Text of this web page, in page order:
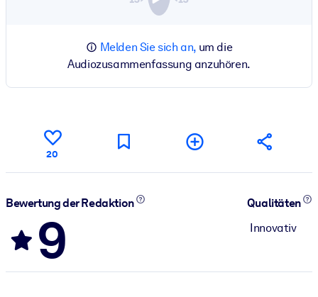
Melden Sie sich an,um die
Audiozusammenfassung anzuhören.
20
Bewertung der Redaktion
9
Qualitäten
Innovativ